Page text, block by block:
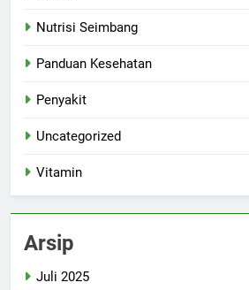
Nutrisi Seimbang
Panduan Kesehatan
Penyakit
Uncategorized
Vitamin
Arsip
Juli 2025